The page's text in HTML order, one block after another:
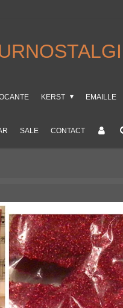
KERST EMAILLE
SALE CONTACT